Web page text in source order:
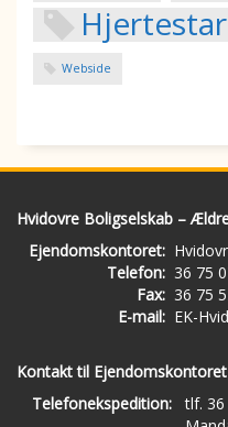
Webside
Hvidovre Boligselskab –
Ejendomskontoret:
Telefon: 36 75
Fax: 36 75
E-mail: EK-
Kontakt til Ejendomskontoret
Telefonekspedition: tlf. 36